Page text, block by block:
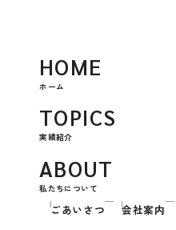
HOME
ホーム
TOPICS
実績紹介
ABOUT
私たちについて
ごあいさつ 会社案内
#五反
【グルメ】